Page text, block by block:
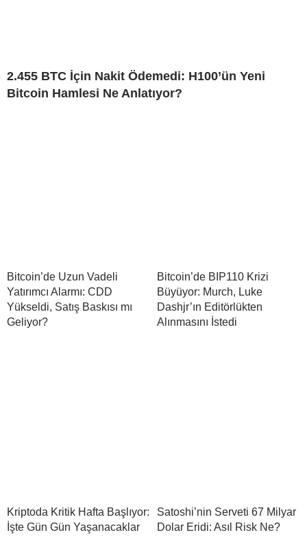
2.455 BTC İçin Nakit Ödemedi: H100’ün Yeni
Bitcoin Hamlesi Ne Anlatıyor?
Bitcoin’de Uzun Vadeli
Yatırımcı Alarmı: CDD
Yükseldi, Satış Baskısı mı
Geliyor?
Bitcoin’de BIP110 Krizi
Büyüyor: Murch, Luke
Dashjr’ın Editörlükten
Alınmasını İstedi
Kriptoda Kritik Hafta Başlıyor:
İşte Gün Gün Yaşanacaklar
Satoshi’nin Serveti 67 Milyar
Dolar Eridi: Asıl Risk Ne?